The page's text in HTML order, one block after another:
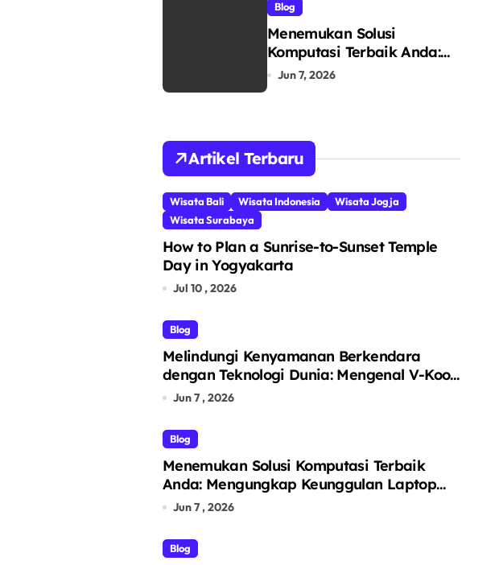
Blog
Menemukan Solusi
Komputasi Terbaik Anda:
Mengenal RIMAS LAPTOP
Jun 7, 2026
Artikel Terbaru
Wisata Bali Wisata Indonesia
Wisata Jogja
Wisata Surabaya
How to Plan a Sunrise-to-Sunset Temple
Day in Yogyakarta
Jul 10 , 2026
Blog
Melindungi Kenyamanan Berkendara
dengan Teknologi Dunia: Mengenal V-Kool
sebagai Pelopor Kaca Film Otomotif
Jun 7 , 2026
Blog
Menemukan Solusi Komputasi Terbaik
Anda: Mengungkap Keunggulan Laptop
GO sebagai Tempat Beli Laptop
Jun 7 , 2026
Blog